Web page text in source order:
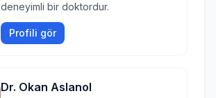
deneyimli bir doktordur.
Profili gör
Dr. Okan Aslanol